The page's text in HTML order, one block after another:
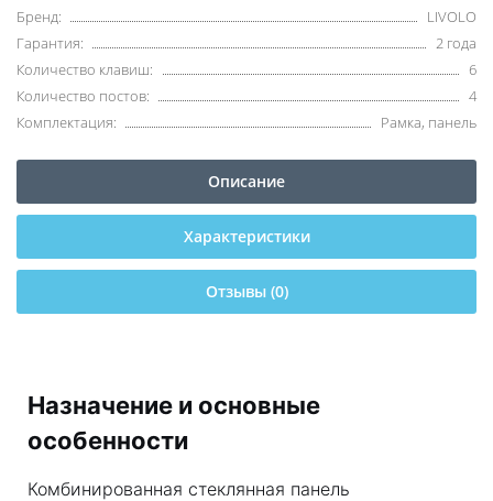
Бренд:
LIVOLO
Гарантия:
2 года
Количество клавиш:
6
Количество постов:
4
Комплектация:
Рамка, панель
Описание
Характеристики
Отзывы (0)
Назначение и основные
особенности
Комбинированная стеклянная панель